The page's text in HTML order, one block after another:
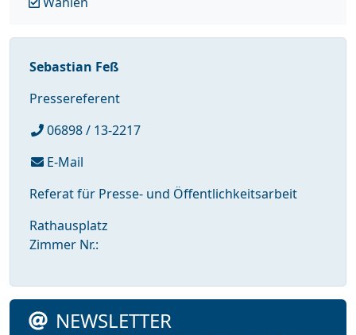
Sebastian Feß
Pressereferent
06898 / 13-2217
E-Mail
Referat für Presse- und Öffentlichkeitsarbeit
Rathausplatz
Zimmer Nr.:
NEWSLETTER